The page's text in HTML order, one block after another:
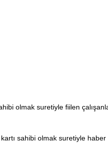
olmak suretiyle fiilen
sahibi olmak suretiyle